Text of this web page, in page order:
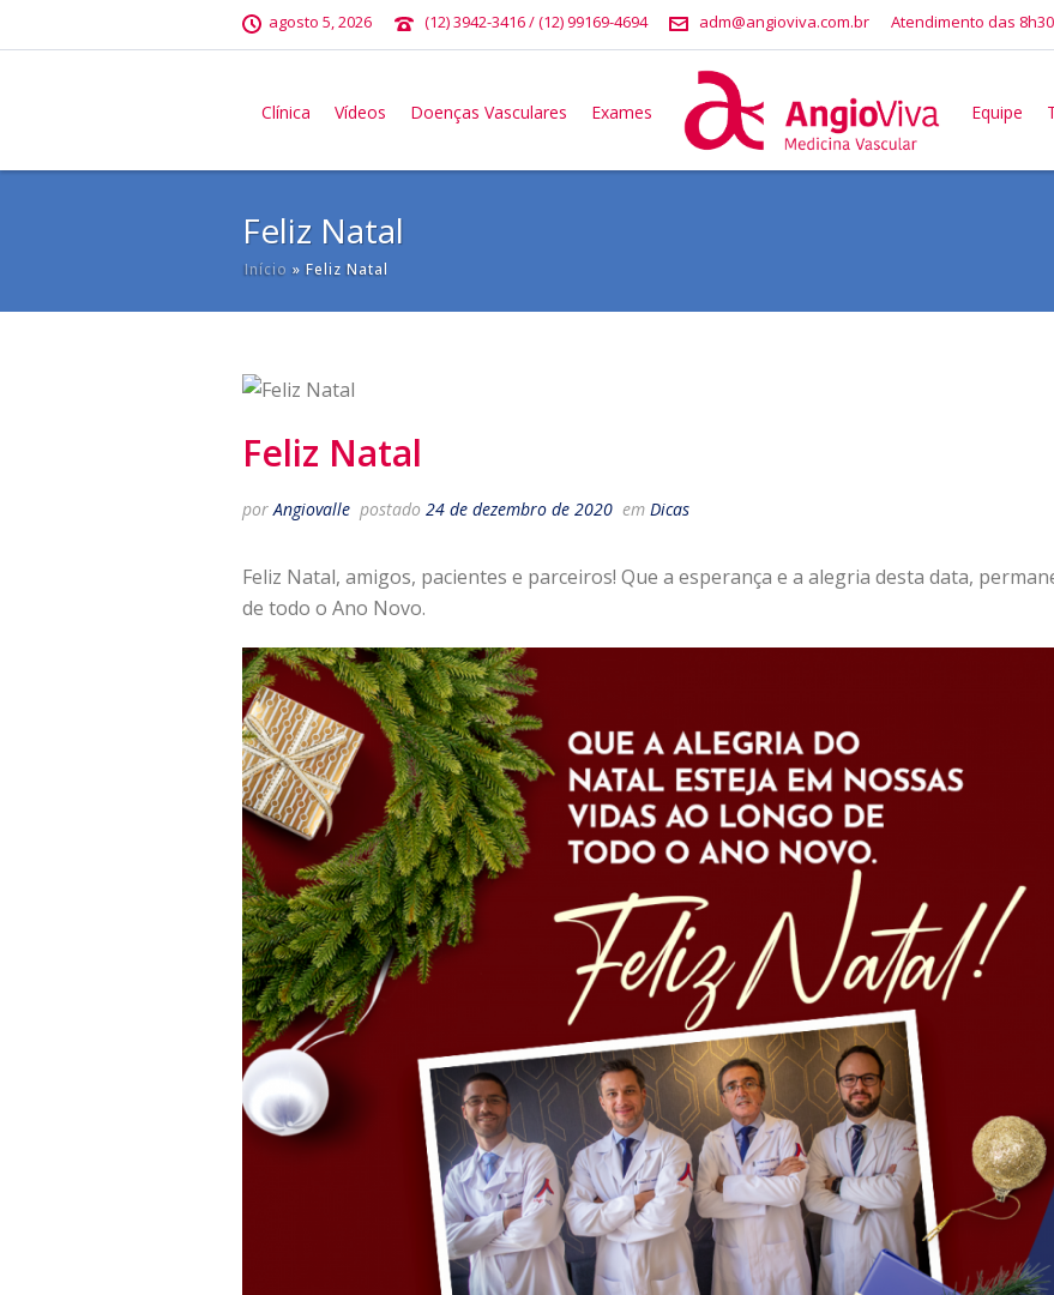
agosto 5, 2026 (12) 3942-3416 / (12) 99169-4694 adm@angioviva.com.br Atendimento das
Clínica Vídeos Doenças Vasculares Exames Equipe
Feliz Natal
Início »Feliz Natal
Feliz Natal
por Angiovalle postado 24 de dezembro de 2020 em Dicas
Feliz Natal, amigos, pacientes e parceiros! Que a esperança e a alegria desta data,
de todo o Ano Novo.